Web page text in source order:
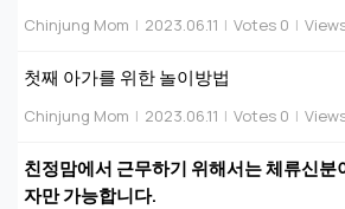
Chinjung Mom | 2023.06.11 | Votes 0 |
첫째 아가를 위한 놀이방법
Chinjung Mom | 2023.06.11 | Votes 0 |
친정맘에서 근무하기 위해서는 체류신분
자만 가능합니다.